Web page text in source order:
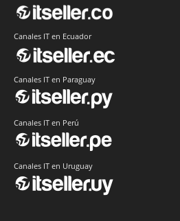
Canales IT en Ecuador
Canales IT en Paraguay
Canales IT en Perú
Canales IT en Uruguay